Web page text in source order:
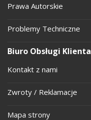
Prawa Autorskie
Problemy Techniczne
Biuro Obsługi Klienta
Kontakt z nami
Zwroty / Reklamacje
Mapa strony